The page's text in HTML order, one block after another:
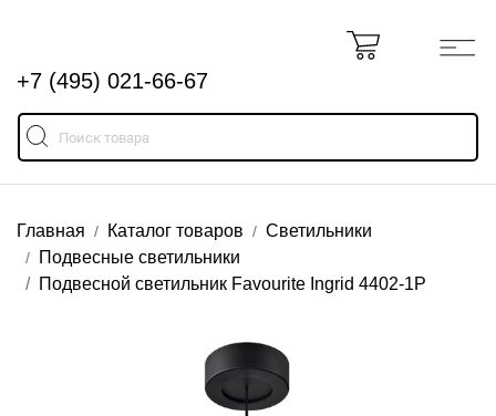
+7 (495) 021-66-67
Главная Каталог товаров
Светильники
Подвесные светильники
Подвесной светильник Favourite Ingrid 4402-1P